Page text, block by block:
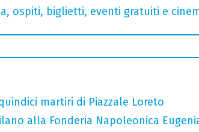
ospiti, biglietti, eventi gratuiti e
martiri di Piazzale Loreto
alla Fonderia Napoleonica